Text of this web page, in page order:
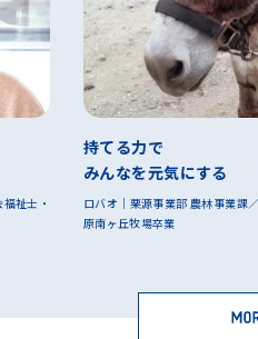
部 農林事業課／2017年福島県生まれ／那須高